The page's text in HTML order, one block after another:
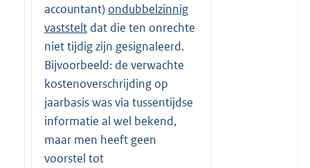
accountant) ondubbelzinnig
vaststelt dat die ten onrechte
niet tijdig zijn gesignaleerd.
Bijvoorbeeld: de verwachte
kostenoverschrijding op
jaarbasis was via tussentijdse
informatie al wel bekend,
maar men heeft geen
voorstel tot